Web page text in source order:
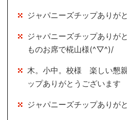
ジャパニーズチップありが
ジャパニーズチップあり
ものお席で椛山様(^▽^)/
木。小中。校様 楽しい懇
ップありがとうございます
ジャパニーズチップあり